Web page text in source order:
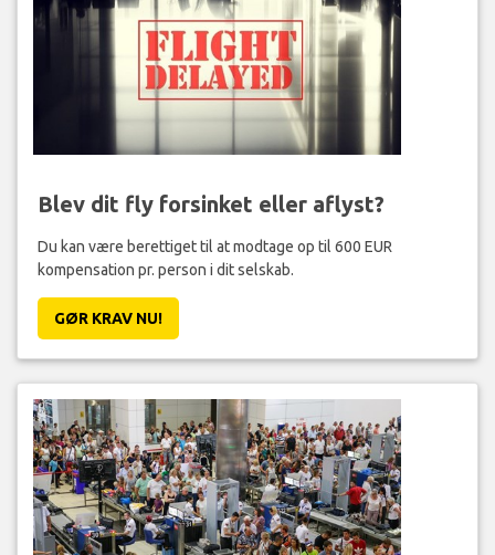
Blev dit fly forsinket eller aflyst?
Du kan være berettiget til at modtage op til 600 EUR
kompensation pr. person i dit selskab.
GØR KRAV NU!